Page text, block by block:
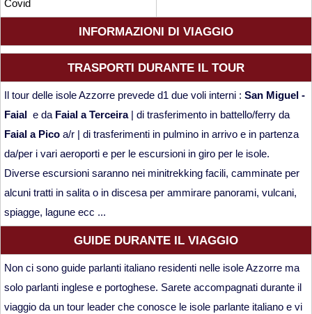
Covid
INFORMAZIONI DI VIAGGIO
TRASPORTI DURANTE IL TOUR
Il tour delle isole Azzorre prevede d1 due voli interni : San Miguel -
Faial e da Faial a Terceira| di trasferimento in battello/ferry da
Faial a Pico a/r | di trasferimenti in pulmino in arrivo e in partenza
da/per i vari aeroporti e per le escursioni in giro per le isole.
Diverse escursioni saranno nei minitrekking facili, camminate per
alcuni tratti in salita o in discesa per ammirare panorami, vulcani,
spiagge, lagune ecc ...
GUIDE DURANTE IL VIAGGIO
Non ci sono guide parlanti italiano residenti nelle isole Azzorre ma
solo parlanti inglese e portoghese. Sarete accompagnati durante il
viaggio da un tour leader che conosce le isole parlante italiano e vi